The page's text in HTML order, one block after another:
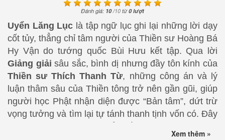
Đánh giá: 10 /10 từ0lượt
Uyển Lăng Lục là tập ngữ lục ghi lại những lời dạy
cốt tủy, thẳng chỉ tâm người của Thiền sư Hoàng Bá
Hy Vận do tướng quốc Bùi Hưu kết tập. Qua lời
Giảng giải sâu sắc, bình dị nhưng đầy tôn kính của
Thiền sư Thích Thanh Từ, những công án và lý
luận thâm sâu của Thiền tông trở nên gần gũi, giúp
người học Phật nhận diện được “Bản tâm”, dứt trừ
vọng tưởng và tìm lại tự tánh thanh tịnh vốn có. Đây
Xem thêm »